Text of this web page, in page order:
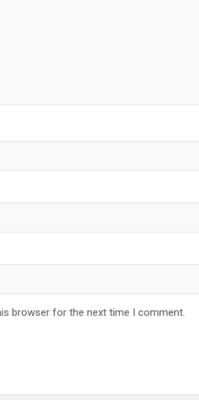
browser for the next time I comment.